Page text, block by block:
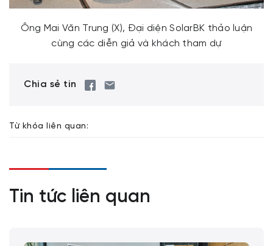
Ông Mai Văn Trung (X), Đại diện SolarBK thảo luận
cùng các diễn giả và khách tham dự
Chia sẻ tin
Từ khóa liên quan:
Tin tức liên quan